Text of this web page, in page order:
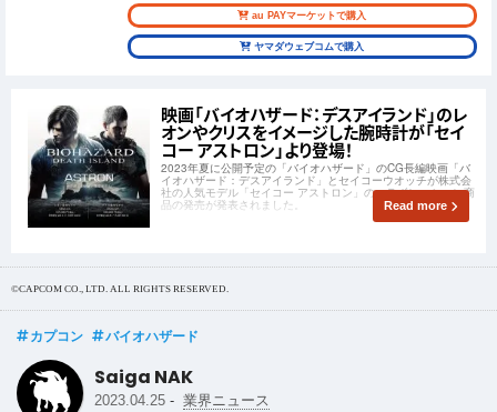
au PAYマーケットで購入
ヤマダウェブコムで購入
映画「バイオハザード：デスアイランド」のレ
オンやクリスをイメージした腕時計が「セイ
コー アストロン」より登場！
2023年夏に公開予定の「バイオハザード」のCG長編映画「バ
イオハザード：デスアイランド」とセイコーウオッチが株式会
社の人気モデル「セイコー アストロン」のコラボレーション商
品の発売が発表されました。 Read more
©CAPCOM CO., LTD. ALL RIGHTS RESERVED.
カプコン バイオハザード
Saiga NAK
2023.04.25 - 業界ニュース